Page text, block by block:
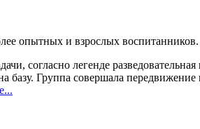
опытных и взрослых воспитанников.
согласно легенде
базу. Группа совершала